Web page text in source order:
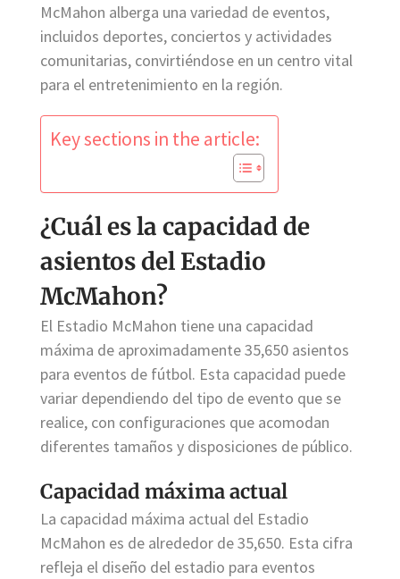
McMahon alberga una variedad de eventos,
incluidos deportes, conciertos y actividades
comunitarias, convirtiéndose en un centro vital
para el entretenimiento en la región.
Key sections in the article:
¿Cuál es la capacidad de
asientos del Estadio
McMahon?
El Estadio McMahon tiene una capacidad
máxima de aproximadamente 35,650 asientos
para eventos de fútbol. Esta capacidad puede
variar dependiendo del tipo de evento que se
realice, con configuraciones que acomodan
diferentes tamaños y disposiciones de público.
Capacidad máxima actual
La capacidad máxima actual del Estadio
McMahon es de alrededor de 35,650. Esta cifra
refleja el diseño del estadio para eventos